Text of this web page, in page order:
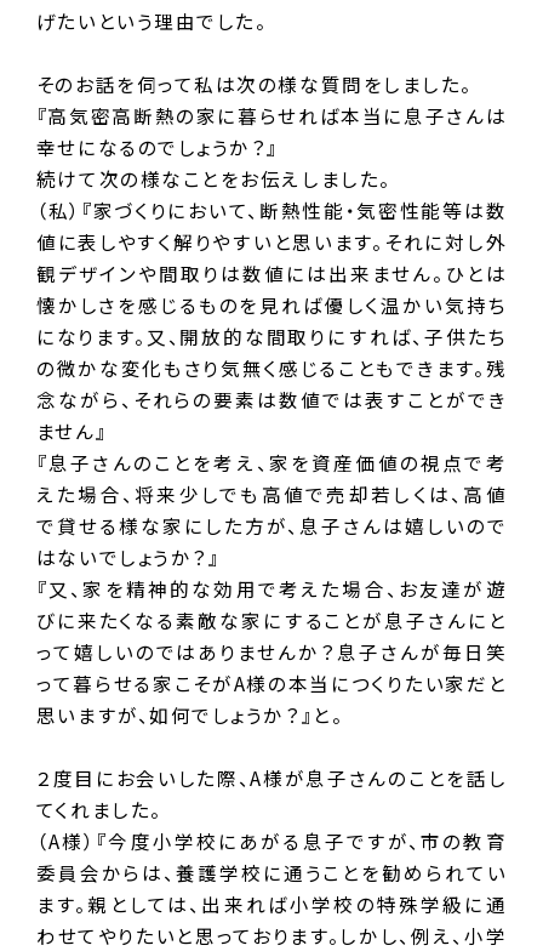
げたいという理由でした。
そのお話を伺って私は次の様な質問をしました。
『高気密高断熱の家に暮らせれば本当に息子さんは
幸せになるのでしょうか？』
続けて次の様なことをお伝えしました。
（私）『家づくりにおいて、断熱性能・気密性能等は数
値に表しやすく解りやすいと思います。それに対し外
観デザインや間取りは数値には出来ません。ひとは
懐かしさを感じるものを見れば優しく温かい気持ち
になります。又、開放的な間取りにすれば、子供たち
の微かな変化もさり気無く感じることもできます。残
念ながら、それらの要素は数値では表すことができ
ません』
『息子さんのことを考え、家を資産価値の視点で考
えた場合、将来少しでも高値で売却若しくは、高値
で貸せる様な家にした方が、息子さんは嬉しいので
はないでしょうか？』
『又、家を精神的な効用で考えた場合、お友達が遊
びに来たくなる素敵な家にすることが息子さんにと
って嬉しいのではありませんか？息子さんが毎日笑
って暮らせる家こそがA様の本当につくりたい家だと
思いますが、如何でしょうか？』と。
２度目にお会いした際、A様が息子さんのことを話し
てくれました。
（A様）『今度小学校にあがる息子ですが、市の教育
委員会からは、養護学校に通うことを勧められてい
ます。親としては、出来れば小学校の特殊学級に通
わせてやりたいと思っております。しかし、例え、小学